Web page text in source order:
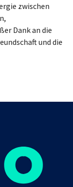
zwischen
Dank an die
und die